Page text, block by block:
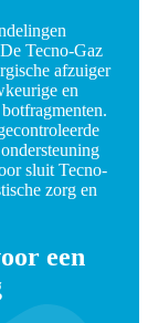
Tecno-Gaz
afzuiger
en
sluit Tecno-
zorg en
een